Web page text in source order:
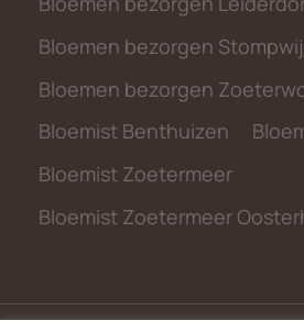
Bloemen bezorgen
Bloemen bezorgen
Bloemist Benthuizen
Bloemist Zoetermeer
Bloemist Zoetermeer